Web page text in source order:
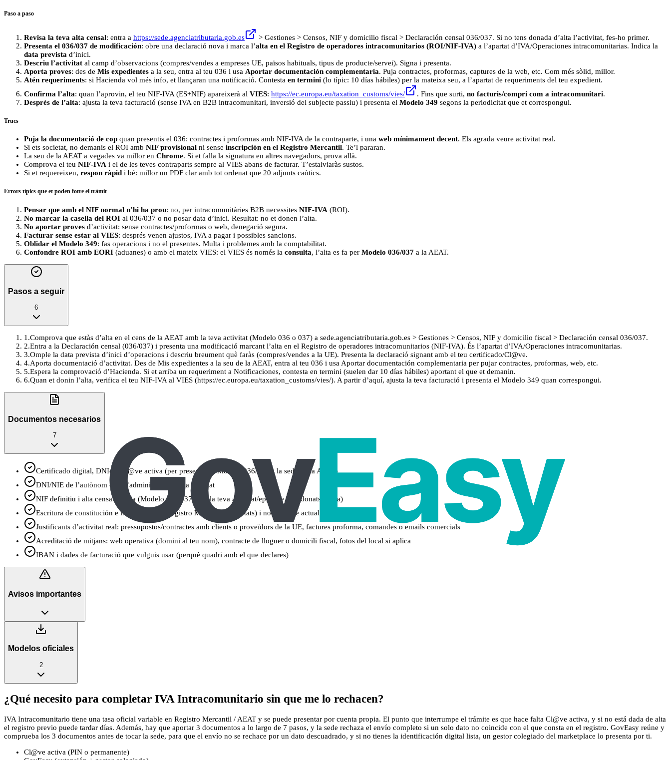
Paso a paso
Revisa la teva alta censal: entra a https://sede.agenciatributaria.gob.es
> Gestiones > Censos, NIF y domicilio fiscal > Declaración censal 036/037. Si no tens donada d’alta l’activitat, fes-ho primer.
Presenta el 036/037 de modificación: obre una declaració nova i marca l’alta en el Registro de operadores intracomunitarios (ROI/NIF-IVA) a l’apartat d’IVA/Operaciones intracomunitarias. Indica la
data prevista d’inici.
Descriu l’activitat al camp d’observacions (compres/vendes a empreses UE, països habituals, tipus de producte/servei). Signa i presenta.
Aporta proves: des de Mis expedientes a la seu, entra al teu 036 i usa Aportar documentación complementaria. Puja contractes, proformas, captures de la web, etc. Com més sòlid, millor.
Atén requeriments: si Hacienda vol més info, et llançaran una notificació. Contesta en termini (lo típic: 10 días hábiles) per la mateixa seu, a l’apartat de requeriments del teu expedient.
Confirma l’alta: quan l’aprovin, el teu NIF-IVA (ES+NIF) apareixerà al VIES: https://ec.europa.eu/taxation_customs/vies/ . Fins que surti, no facturis/compri com a intracomunitari.
Després de l’alta: ajusta la teva facturació (sense IVA en B2B intracomunitari, inversió del subjecte passiu) i presenta el Modelo 349 segons la periodicitat que et correspongui.
Trucs
Puja la documentació de cop quan presentis el 036: contractes i proformas amb NIF-IVA de la contraparte, i una web mínimament decent. Els agrada veure activitat real.
Si ets societat, no demanis el ROI amb NIF provisional ni sense inscripción en el Registro Mercantil. Te’l pararan.
La seu de la AEAT a vegades va millor en Chrome. Si et falla la signatura en altres navegadors, prova allà.
Comprova el teu NIF-IVA i el de les teves contraparts sempre al VIES abans de facturar. T’estalviaràs sustos.
Si et requereixen, respon ràpid i bé: millor un PDF clar amb tot ordenat que 20 adjunts caòtics.
Errors típics que et poden fotre el tràmit
Pensar que amb el NIF normal n’hi ha prou: no, per intracomunitàries B2B necessites NIF-IVA (ROI).
No marcar la casella del ROI al 036/037 o no posar data d’inici. Resultat: no et donen l’alta.
No aportar proves d’activitat: sense contractes/proformas o web, denegació segura.
Facturar sense estar al VIES: després venen ajustos, IVA a pagar i possibles sancions.
Oblidar el Modelo 349: fas operacions i no el presentes. Multa i problemes amb la comptabilitat.
Confondre ROI amb EORI (aduanes) o amb el mateix VIES: el VIES és només la consulta, l’alta es fa per Modelo 036/037 a la AEAT.
Pasos a seguir
6
1 .Comprova que estàs d’alta en el cens de la AEAT amb la teva activitat (Modelo 036 o 037) a sede.agenciatributaria.gob.es > Gestiones > Censos, NIF y domicilio fiscal > Declaración censal 036/037.
2.Entra a la Declaración censal (036/037) i presenta una modificació marcant l’alta en el Registro de operadores intracomunitarios (NIF-IVA). És l’apartat d’IVA/Operaciones intracomunitarias.
3.Omple la data prevista d’inici d’operacions i descriu breument què faràs (compres/vendes a la UE). Presenta la declaració signant amb el teu certificado/Cl@ve.
4.Aporta documentació d’activitat. Des de Mis expedientes a la seu de la AEAT, entra al teu 036 i usa Aportar documentación complementaria per pujar contractes, proformas, web, etc.
5.Espera la comprovació d’Hacienda. Si et arriba un requeriment a Notificaciones, contesta en termini (suelen dar 10 días hábiles) aportant el que et demanin.
6.Quan et donin l’alta, verifica el teu NIF-IVA al VIES (https://ec.europa.eu/taxation_customs/vies/). A partir d’aquí, ajusta la teva facturació i presenta el Modelo 349 quan correspongui.
Documentos necesarios
7
Certificado digital, DNIe o Cl@ve activa (per presentar el Modelo 036/037 a la sede de la AEAT)
DNI/NIE de l’autònom o de l’administrador de la societat
NIF definitiu i alta censal prèvia (Modelo 036/037 amb la teva activitat/epígrafe IAE donats d’alta)
Escritura de constitución e inscripción en Registro Mercantil (societats) i nota simple actualitzada
Justificants d’activitat real: pressupostos/contractes amb clients o proveïdors de la UE, factures proforma, comandes o emails comercials
Acreditació de mitjans: web operativa (domini al teu nom), contracte de lloguer o domicili fiscal, fotos del local si aplica
IBAN i dades de facturació que vulguis usar (perquè quadri amb el que declares)
Avisos importantes
Modelos oficiales
2
¿Qué necesito para completar IVA Intracomunitario sin que me lo rechacen?
IVA Intracomunitario tiene una tasa oficial variable en Registro Mercantil / AEAT y se puede presentar por cuenta propia. El punto que interrumpe el trámite es que hace falta Cl@ve activa, y si no está dada de alta
el registro previo puede tardar días. Además, hay que aportar 3 documentos a lo largo de 7 pasos, y la sede rechaza el envío completo si un solo dato no coincide con el que consta en el registro. GovEasy reúne y
comprueba los 3 documentos antes de tocar la sede, para que el envío no se rechace por un dato descuadrado, y si no tienes la identificación digital lista, un gestor colegiado del marketplace lo presenta por ti.
Cl@ve activa (PIN o permanente)